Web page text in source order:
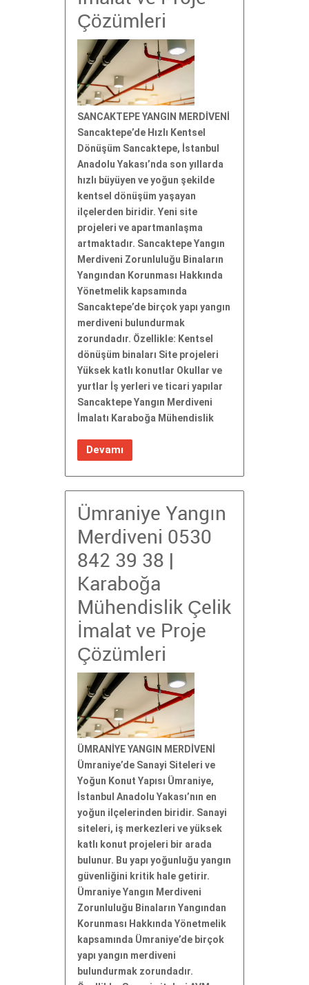
Çözümleri
SANCAKTEPE YANGIN MERDİVENİ
Sancaktepe’de Hızlı Kentsel
Dönüşüm Sancaktepe, İstanbul
Anadolu Yakası’nda son yıllarda
hızlı büyüyen ve yoğun şekilde
kentsel dönüşüm yaşayan
ilçelerden biridir. Yeni site
projeleri ve apartmanlaşma
artmaktadır. Sancaktepe Yangın
Merdiveni Zorunluluğu Binaların
Yangından Korunması Hakkında
Yönetmelik kapsamında
Sancaktepe’de birçok yapı yangın
merdiveni bulundurmak
zorundadır. Özellikle: Kentsel
dönüşüm binaları Site projeleri
Yüksek katlı konutlar Okullar ve
yurtlar İş yerleri ve ticari yapılar
Sancaktepe Yangın Merdiveni
İmalatı Karaboğa Mühendislik
Devamı
Ümraniye Yangın
Merdiveni 0530
842 39 38 |
Karaboğa
Mühendislik Çelik
İmalat ve Proje
Çözümleri
ÜMRANİYE YANGIN MERDİVENİ
Ümraniye’de Sanayi Siteleri ve
Yoğun Konut Yapısı Ümraniye,
İstanbul Anadolu Yakası’nın en
yoğun ilçelerinden biridir. Sanayi
siteleri, iş merkezleri ve yüksek
katlı konut projeleri bir arada
bulunur. Bu yapı yoğunluğu yangın
güvenliğini kritik hale getirir.
Ümraniye Yangın Merdiveni
Zorunluluğu Binaların Yangından
Korunması Hakkında Yönetmelik
kapsamında Ümraniye’de birçok
yapı yangın merdiveni
bulundurmak zorundadır.